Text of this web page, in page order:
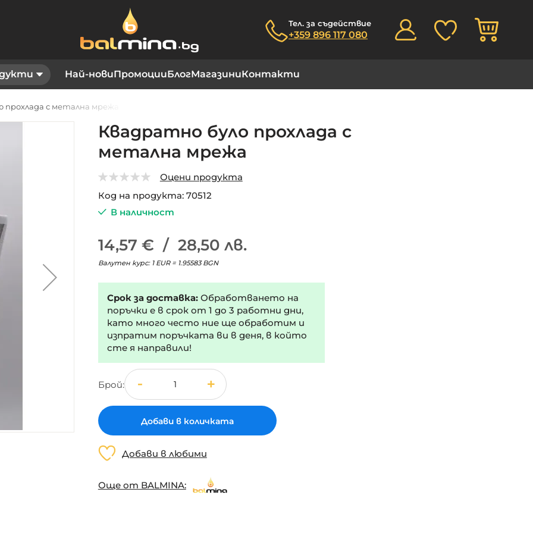
Тел. за съдействие
+359 896 117 080
Най-новиПромоцииБлогМагазиниКонтакти
прохлада с метална мрежа
Квадратно було прохлада с
метална мрежа
Оцени продукта
Код на продукта 70512
В наличност
14,57 € / 28,50 лв.
Валутен курс: 1 EUR = 1.95583 BGN
Срок за доставка:Обработването на
поръчки е в срок от 1 до 3 работни дни,
като много често ние ще обработим и
изпратим поръчката ви в деня, в който
сте я направили!
Брой
Добави в количката
Добави в любими
Още от BALMINA: